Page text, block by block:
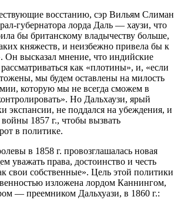
восстанию, сэр Вильям Слиман
губернатора лорда Даль — хаузи, что
бы британскому владычеству больше,
княжеств, и неизбежно привела бы к
Он высказал мнение, что индийские
как «плотины», и, «если
мы будем оставлены на милость
которую мы не всегда сможем в
Но Дальхаузи, ярый
экспансии, не поддался на убеждения, и
1857 г., чтобы вызвать
в политике.
в 1858 г. провозглашалась новая
уважать права, достоинство и честь
свои собственные». Цель этой политики
изложена лордом Каннингом,
— преемником Дальхуази, в 1860 г.: